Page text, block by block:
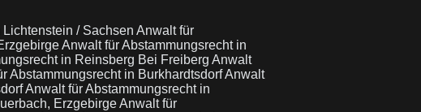
/ Sachsen Anwalt für
Anwalt für Abstammungsrecht in
in Reinsberg Bei Freiberg Anwalt
Abstammungsrecht in BurkhardtsdorfAnwalt
Anwalt für Abstammungsrecht in
ErzgebirgeAnwalt für